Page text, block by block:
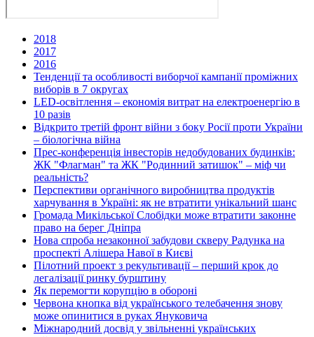
2018
2017
2016
Тенденції та особливості виборчої кампанії проміжних
виборів в 7 округах
LED-освітлення – економія витрат на електроенергію в
10 разів
Відкрито третій фронт війни з боку Росії проти України
– біологічна війна
Прес-конференція інвесторів недобудованих будинків:
ЖК "Флагман" та ЖК "Родинний затишок" – міф чи
реальність?
Перспективи органічного виробництва продуктів
харчування в Україні: як не втратити унікальний шанс
Громада Микільської Слобідки може втратити законне
право на берег Дніпра
Нова спроба незаконної забудови скверу Радунка на
проспекті Алішера Навої в Києві
Пілотний проект з рекультивації – перший крок до
легалізації ринку бурштину
Як перемогти корупцію в обороні
Червона кнопка від українського телебачення знову
може опинитися в руках Януковича
Міжнародний досвід у звільненні українських